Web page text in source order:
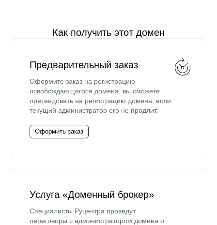
Как получить этот домен
Предварительный заказ
Оформите заказ на регистрацию
освобождающегося домена: вы сможете
претендовать на регистрацию домена, если
текущий администратор его не продлит.
Оформить заказ
Услуга «Доменный брокер»
Специалисты Руцентра проведут
переговоры с администратором домена о